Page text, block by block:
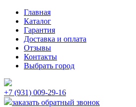
Главная
Каталог
Гарантия
Доставка и оплата
Отзывы
Контакты
Выбрать город
+7 (931) 009-29-16
заказать обратный звонок